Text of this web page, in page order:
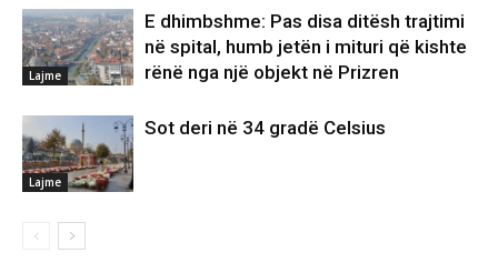
Lajme
E dhimbshme: Pas disa ditësh trajtimi
në spital, humb jetën i mituri që kishte
rënë nga një objekt në Prizren
Lajme
Sot deri në 34 gradë Celsius